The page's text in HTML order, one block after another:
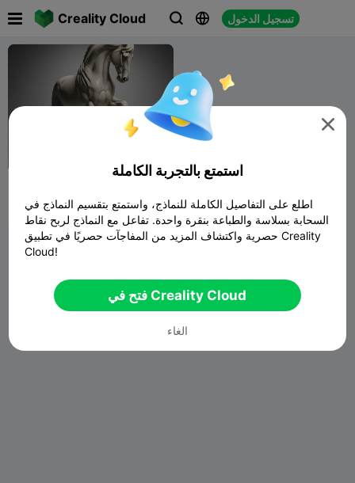
Creality Cloud   تسجيل الدخول
T.C.  443 135

استمتع بالتجربة الكاملة
اطلع على التفاصيل الكاملة للنماذج، واستمتع بتقسيم النماذج في
السحابة بسلاسة والطباعة بنقرة واحدة. تفاعل مع النماذج لربح نقاط
حصرية واكتشاف المزيد من المفاجآت حصريًا في تطبيق Creality
Cloud!
فتح في Creality Cloud
الغاء